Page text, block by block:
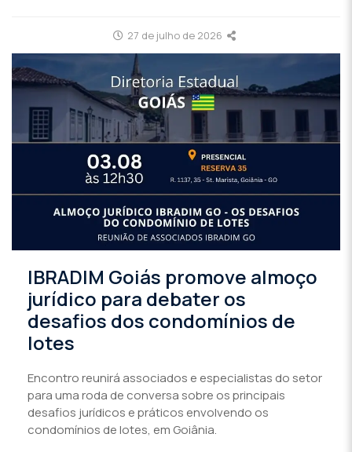
27 de julho de 2026
IBRADIM Goiás promove almoço
jurídico para debater os
desafios dos condomínios de
lotes
Encontro reunirá associados e especialistas do setor
para uma roda de conversa sobre os principais
desafios jurídicos e práticos envolvendo os
condomínios de lotes, em Goiânia.